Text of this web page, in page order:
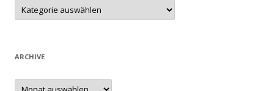
Kategorien
ARCHIVE
Archive